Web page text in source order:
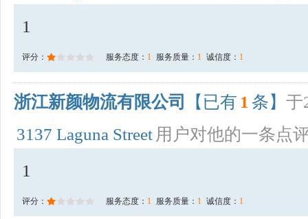
1
评分： 服务态度： 1 服务质量： 1 诚信度： 1
浙江新颜物流有限公司 【已有 1 条】 于
3137 Laguna Street 用户对他的一条点
1
评分： 服务态度： 1 服务质量： 1 诚信度： 1